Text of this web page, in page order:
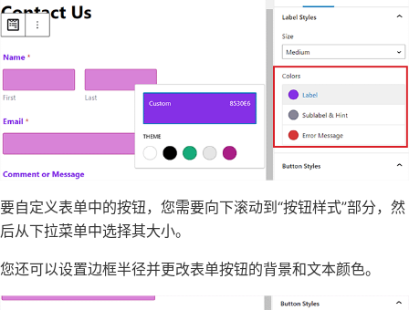
要自定义表单中的按钮，您需要向下滚动到“按钮样式”部分，然
后从下拉菜单中选择其大小。
您还可以设置边框半径并更改表单按钮的背景和文本颜色。